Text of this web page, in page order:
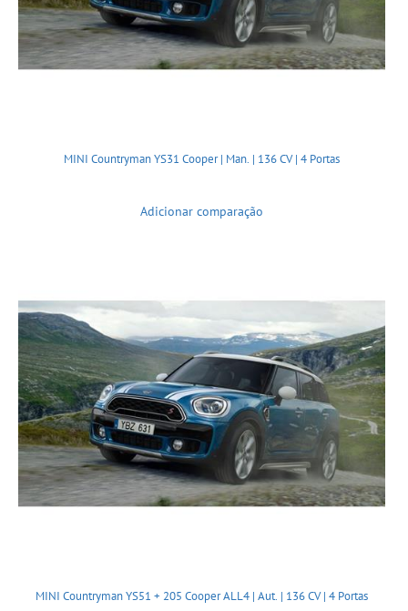
MINI Countryman YS31 Cooper | Man. | 136 CV | 4 Portas
Adicionar comparação
MINI Countryman YS51 + 205 Cooper ALL4 | Aut. | 136 CV | 4 Portas